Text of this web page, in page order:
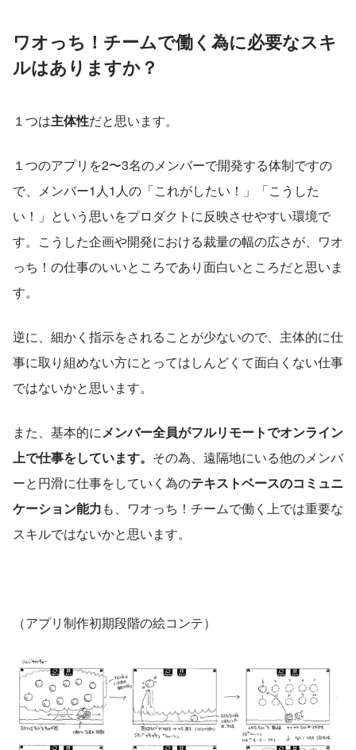
ワオっち！チームで働く為に必要なスキ
ルはありますか？
１つは主体性だと思います。
１つのアプリを2〜3名のメンバーで開発する体制ですの
で、メンバー1人1人の「これがしたい！」「こうした
い！」という思いをプロダクトに反映させやすい環境で
す。こうした企画や開発における裁量の幅の広さが、ワオ
っち！の仕事のいいところであり面白いところだと思いま
す。
逆に、細かく指示をされることが少ないので、主体的に仕
事に取り組めない方にとってはしんどくて面白くない仕事
ではないかと思います。
また、基本的にメンバー全員がフルリモートでオンライン
上で仕事をしています。 その為、遠隔地にいる他のメンバ
ーと円滑に仕事をしていく為のテキストベースのコミュニ
ケーション能力も、ワオっち！チームで働く上では重要な
スキルではないかと思います。
（アプリ制作初期段階の絵コンテ）